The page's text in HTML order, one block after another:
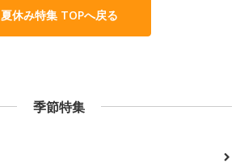
夏休み特集 TOPへ戻る
季節特集